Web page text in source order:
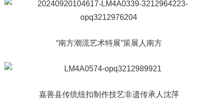
“南方潮流艺术特展”策展人南方
嘉善县传统纽扣制作技艺非遗传承人沈萍